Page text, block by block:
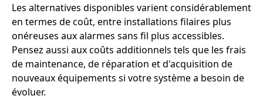
Les alternatives disponibles varient considérablement
en termes de coût, entre installations filaires plus
onéreuses aux alarmes sans fil plus accessibles.
Pensez aussi aux coûts additionnels tels que les frais
de maintenance, de réparation et d'acquisition de
nouveaux équipements si votre système a besoin de
évoluer.